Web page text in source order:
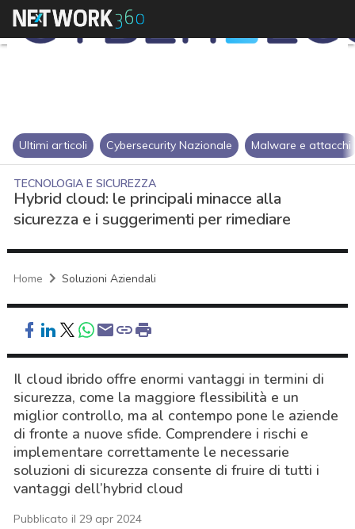
Ultimi articoli Cybersecurity Nazionale Malware e attacchi
TECNOLOGIA E SICUREZZA
Hybrid cloud: le principali minacce alla
sicurezza e i suggerimenti per rimediare
Home Soluzioni Aziendali
Il cloud ibrido offre enormi vantaggi in termini di
sicurezza, come la maggiore flessibilità e un
miglior controllo, ma al contempo pone le aziende
di fronte a nuove sfide. Comprendere i rischi e
implementare correttamente le necessarie
soluzioni di sicurezza consente di fruire di tutti i
vantaggi dell’hybrid cloud
Pubblicato il 29 apr 2024